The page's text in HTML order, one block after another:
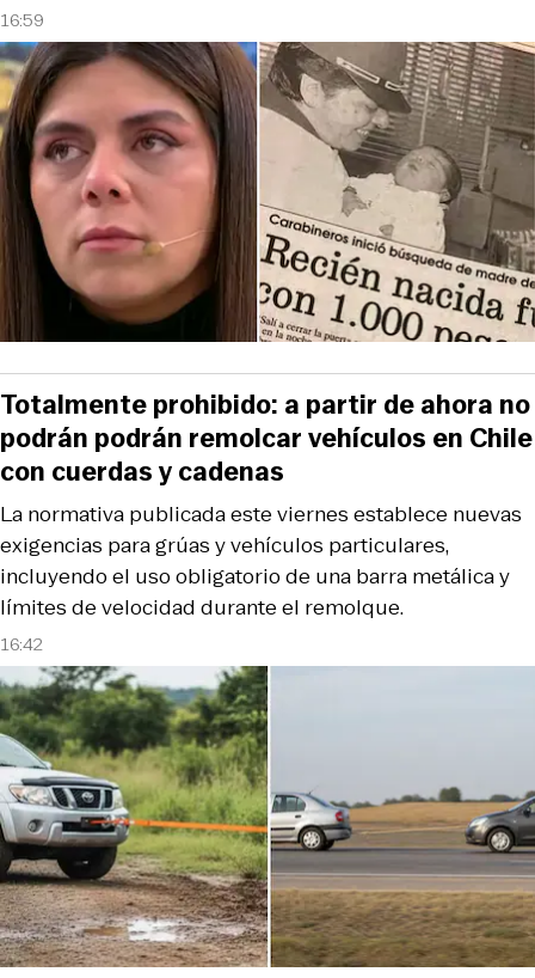
16:59
16:42
La normativa publicada este viernes establece nuevas
exigencias para grúas y vehículos particulares,
incluyendo el uso obligatorio de una barra metálica y
límites de velocidad durante el remolque.
Totalmente prohibido: a partir de ahora no
podrán podrán remolcar vehículos en Chile
con cuerdas y cadenas